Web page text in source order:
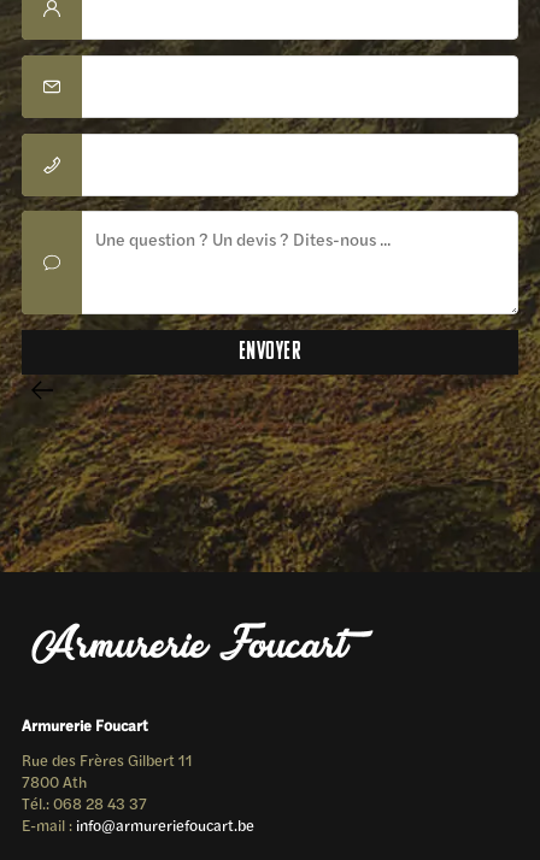
Armurerie Foucart
Rue des Frères Gilbert 11
7800 Ath
Tél.: 068 28 43 37
E-mail : info@armureriefoucart.be